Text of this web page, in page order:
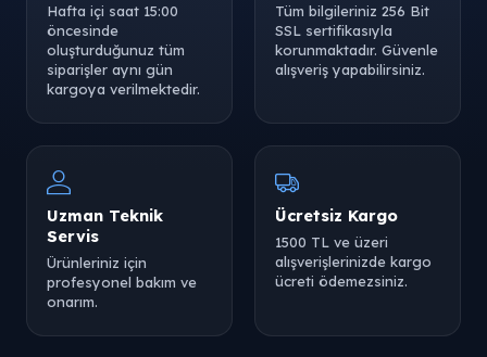
Hafta içi saat 15:00
öncesinde
oluşturduğunuz tüm
siparişler aynı gün
kargoya verilmektedir.
Tüm bilgileriniz 256 Bit
SSL sertifikasıyla
korunmaktadır. Güvenle
alışveriş yapabilirsiniz.
Uzman Teknik
Servis
Ürünleriniz için
profesyonel bakım ve
onarım.
Ücretsiz Kargo
1500 TL ve üzeri
alışverişlerinizde kargo
ücreti ödemezsiniz.